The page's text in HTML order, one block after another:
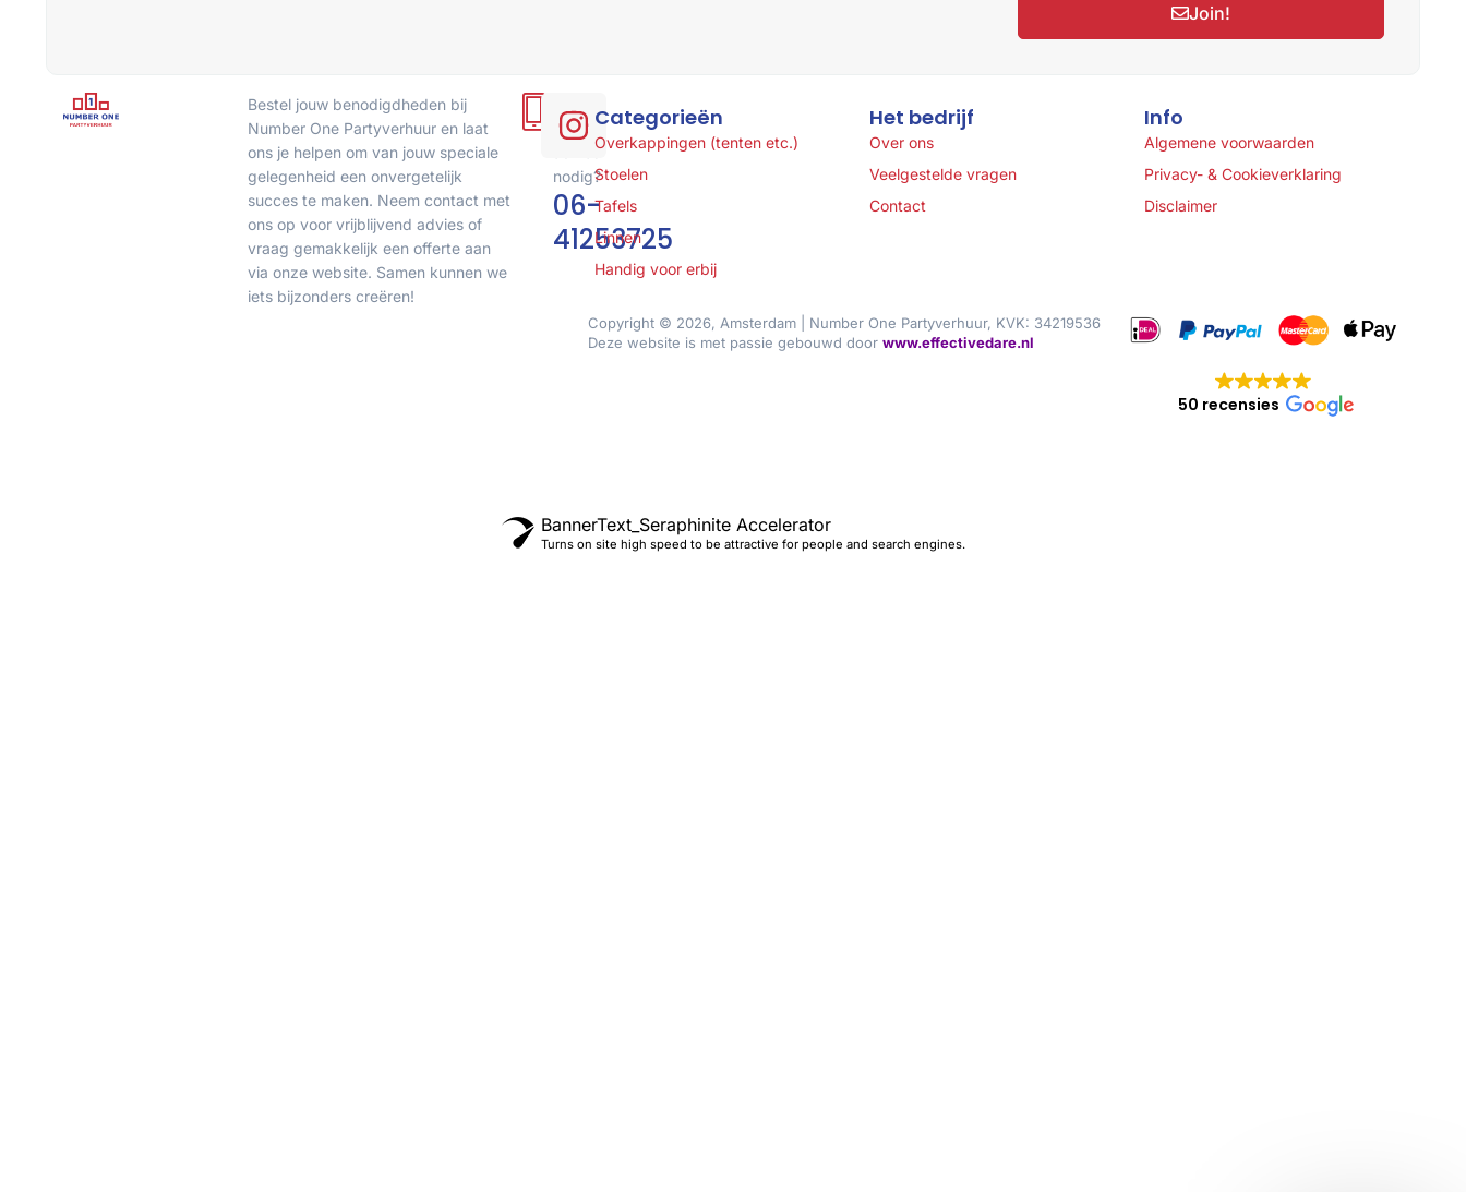
Bestel jouw benodigdheden bij
Number One Partyverhuur en laat
ons je helpen om van jouw speciale
gelegenheid een onvergetelijk
succes te maken. Neem contact met
ons op voor vrijblijvend advies of
vraag gemakkelijk een offerte aan
via onze website. Samen kunnen we
iets bijzonders creëren!
of
advies
nodig?
06-
41253725
Categorieën
Overkappingen (tenten etc.)
Stoelen
Tafels
Linnen
Handig voor erbij
Het bedrijf
Over ons
Veelgestelde vragen
Contact
Info
Algemene voorwaarden
Privacy- & Cookieverklaring
Disclaimer
Copyright © 2026, Amsterdam | Number One Partyverhuur, KVK: 34219536
Deze website is met passie gebouwd doorwww.effectivedare.nl
50 recensies
Join!
BannerText_Seraphinite Accelerator
Turns on site high speed to be attractive for people and search engines.